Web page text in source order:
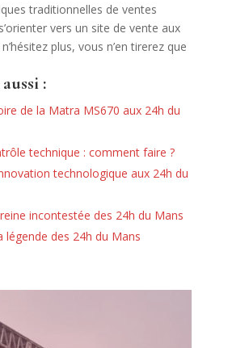
traditionnelles de ventes
vers un site de vente aux
plus, vous n’en tirerez que
:
de la Matra MS670 aux 24h du
technique : comment faire ?
technologique aux 24h du
incontestée des 24h du Mans
légende des 24h du Mans